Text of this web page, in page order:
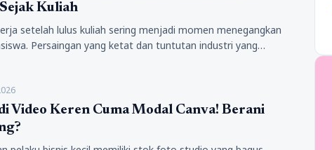
Kuliah
setelah lulus kuliah sering menjadi momen menegangkan
Persaingan yang ketat dan tuntutan industri yang
menuntut setiap mahasiswa…
Video Keren Cuma Modal Canva! Berani